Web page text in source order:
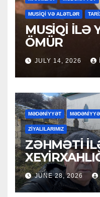
MUSİQİ VƏ ALƏTLƏR
MUSİQİ İLƏ
ÖMÜR
JULY 14, 2026
MƏDƏNİYYƏT
ZİYALILARIMIZ
ZƏHMƏTİ
HACI
JUNE 28, 2026